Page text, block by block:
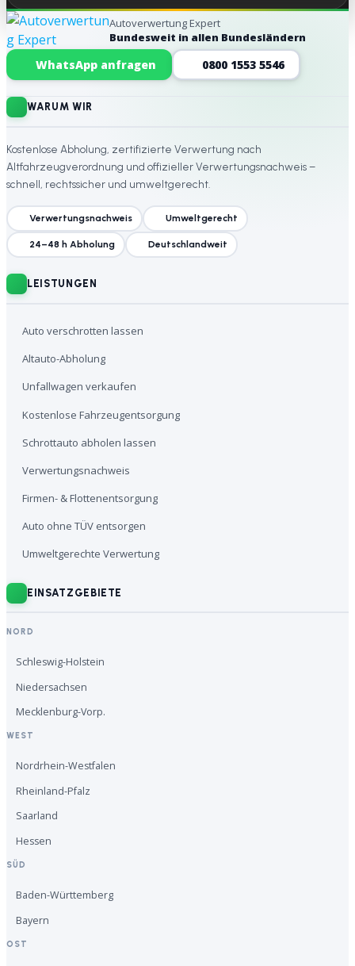
Website-Footer
Autoverwertung Expert
Bundesweit in allen Bundesländern
WhatsApp anfragen 0800 1553 5546
WARUM WIR
Kostenlose Abholung, zertifizierte Verwertung nach
Altfahrzeugverordnung und offizieller Verwertungsnachweis –
schnell, rechtssicher und umweltgerecht.
Verwertungsnachweis Umweltgerecht
24–48 h Abholung Deutschlandweit
LEISTUNGEN
Auto verschrotten lassen
Altauto-Abholung
Unfallwagen verkaufen
Kostenlose Fahrzeugentsorgung
Schrottauto abholen lassen
Verwertungsnachweis
Firmen- & Flottenentsorgung
Auto ohne TÜV entsorgen
Umweltgerechte Verwertung
EINSATZGEBIETE
NORD
Schleswig-Holstein
Niedersachsen
Mecklenburg-Vorp.
WEST
Nordrhein-Westfalen
Rheinland-Pfalz
Saarland
Hessen
SÜD
Baden-Württemberg
Bayern
OST